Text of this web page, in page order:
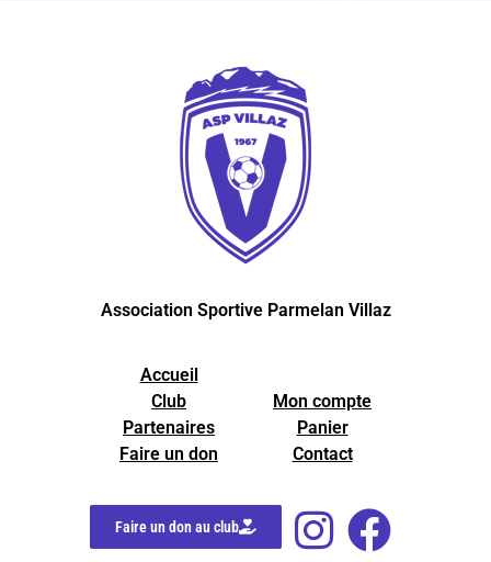
Association Sportive Parmelan Villaz
Accueil
Club
Partenaires
Faire un don
Mon compte
Panier
Contact
Faire un don au club